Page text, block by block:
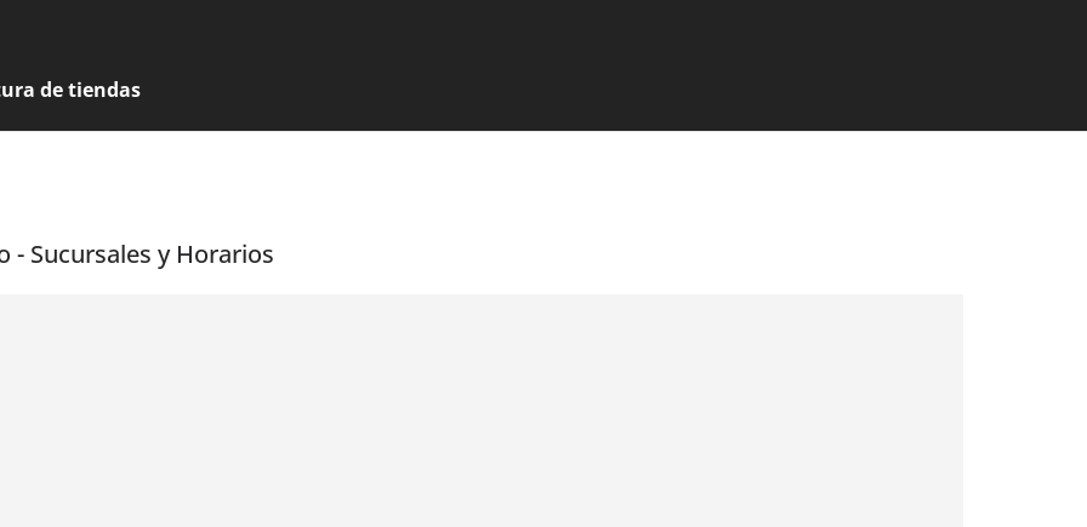
de tiendas
- Sucursales y Horarios